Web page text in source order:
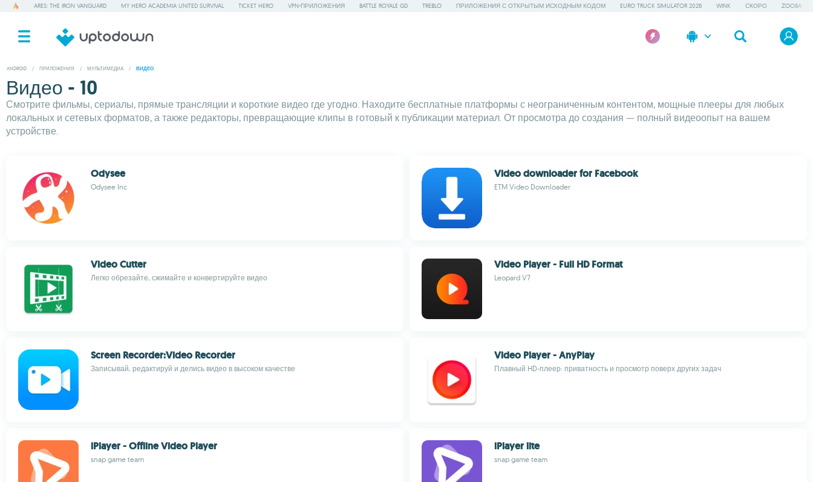
ARES: THE IRON VANGUARD MY HERO ACADEMIA UNITED SURVIVAL TICKET HERO VPN-ПРИЛОЖЕНИЯ BATTLE ROYALE GD TREBLO ПРИЛОЖЕНИЯ С ОТКРЫТЫМ ИСХОДНЫМ КОДОМ EURO TRUCK SIMULATOR 2026 WINK СКОРО ZOOBA
ANDROID / ПРИЛОЖЕНИЯ / МУЛЬТИМЕДИА / ВИДЕО
Видео - 10
Смотрите фильмы, сериалы, прямые трансляции и короткие видео где угодно. Находите бесплатные платформы с неограниченным контентом, мощные плееры для любых
локальных и сетевых форматов, а также редакторы, превращающие клипы в готовый к публикации материал. От просмотра до создания — полный видеоопыт на вашем
устройстве.
Odysee
Odysee Inc
Video downloader for Facebook
ETM Video Downloader
Video Cutter
Легко обрезайте, сжимайте и конвертируйте видео
Video Player - Full HD Format
Leopard V7
Screen Recorder:Video Recorder
Записывай, редактируй и делись видео в высоком качестве
Video Player - AnyPlay
Плавный HD-плеер: приватность и просмотр поверх других задач
lPlayer - Offline Video Player
snap game team
iPlayer lite
snap game team